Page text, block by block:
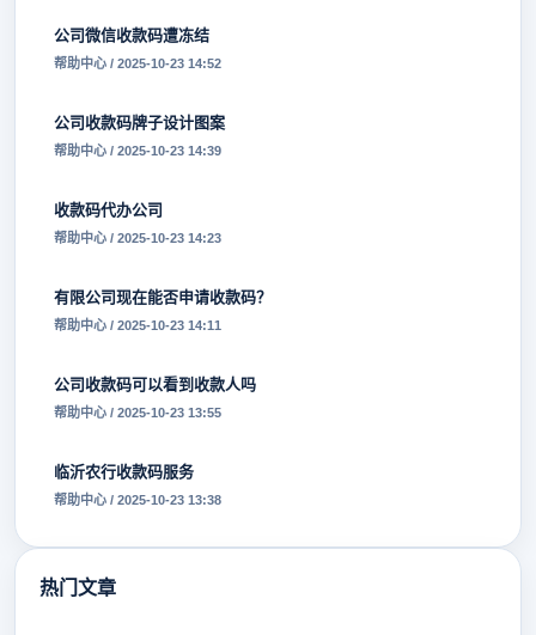
公司微信收款码遭冻结
帮助中心 / 2025-10-23 14:52
公司收款码牌子设计图案
帮助中心 / 2025-10-23 14:39
收款码代办公司
帮助中心 / 2025-10-23 14:23
有限公司现在能否申请收款码？
帮助中心 / 2025-10-23 14:11
公司收款码可以看到收款人吗
帮助中心 / 2025-10-23 13:55
临沂农行收款码服务
帮助中心 / 2025-10-23 13:38
热门文章